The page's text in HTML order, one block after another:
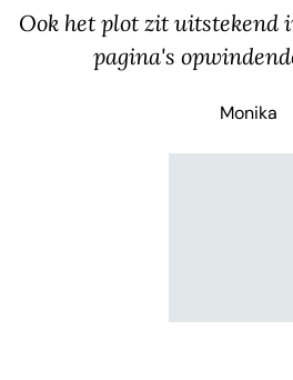
Ook het plot zit uitstekend
pagina's
Monika